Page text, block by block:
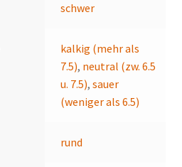
schwer
kalkig (mehr als
7.5), neutral (zw. 6.5
u. 7.5),sauer
(weniger als 6.5)
rund